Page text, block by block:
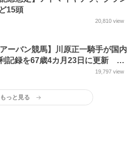
15頭
20,810 view
アーバン競馬】川原正一騎手が国内
記録を67歳4カ月23日に更新 的
19,797 view
もっと見る